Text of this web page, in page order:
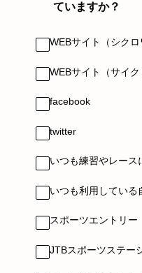
ていますか？
WEBサイト（シクロ
WEBサイト（サイク
facebook
twitter
いつも練習やレース
いつも利用している
スポーツエントリー
JTBスポーツステー